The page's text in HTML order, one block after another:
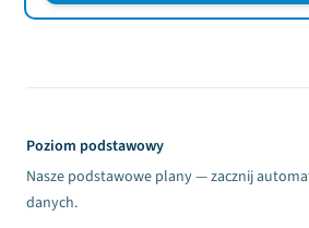
Poziom podstawowy
Nasze podstawowe plany — zacznij
danych.